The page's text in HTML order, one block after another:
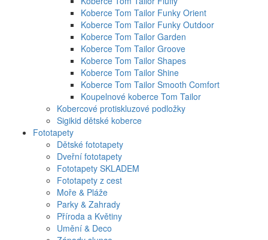
Koberce Tom Tailor Funky Orient
Koberce Tom Tailor Funky Outdoor
Koberce Tom Tailor Garden
Koberce Tom Tailor Groove
Koberce Tom Tailor Shapes
Koberce Tom Tailor Shine
Koberce Tom Tailor Smooth Comfort
Koupelnové koberce Tom Tailor
Kobercové protiskluzové podložky
Sigikid dětské koberce
Fototapety
Dětské fototapety
Dveřní fototapety
Fototapety SKLADEM
Fototapety z cest
Moře & Pláže
Parky & Zahrady
Příroda a Květiny
Umění & Deco